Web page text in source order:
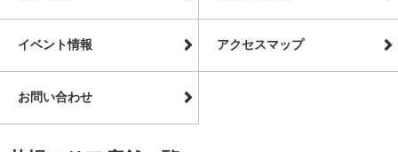
イベント情報 アクセスマップ
お問い合わせ